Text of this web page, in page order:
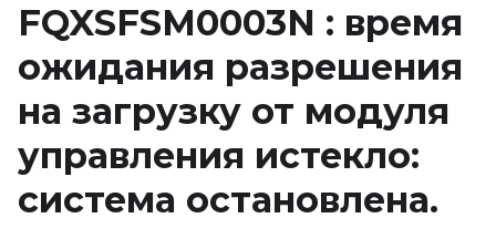
FQXSFSM0003N : время
ожидания разрешения
на загрузку от модуля
управления истекло:
система остановлена.